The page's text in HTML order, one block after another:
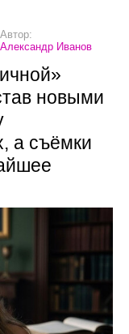
Автор:
Александр Иванов
новыми
а съёмки